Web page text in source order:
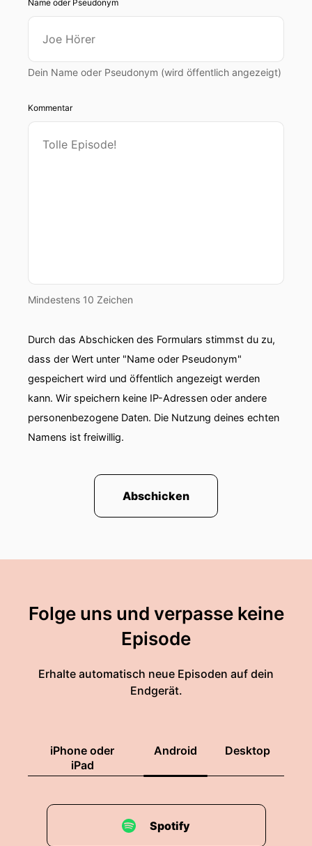
Name oder Pseudonym
Dein Name oder Pseudonym (wird öffentlich angezeigt)
Kommentar
Mindestens 10 Zeichen
Durch das Abschicken des Formulars stimmst du zu,
dass der Wert unter "Name oder Pseudonym"
gespeichert wird und öffentlich angezeigt werden
kann. Wir speichern keine IP-Adressen oder andere
personenbezogene Daten. Die Nutzung deines echten
Namens ist freiwillig.
Abschicken
Folge uns und verpasse keine
Episode
Erhalte automatisch neue Episoden auf dein
Endgerät.
iPhone oder
iPad
Android Desktop
Spotify